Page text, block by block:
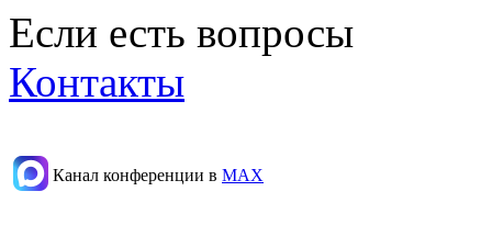
Если есть вопросы
Контакты
Канал конференции в МАХ